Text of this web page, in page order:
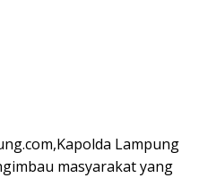
Lampung
masyarakat yang